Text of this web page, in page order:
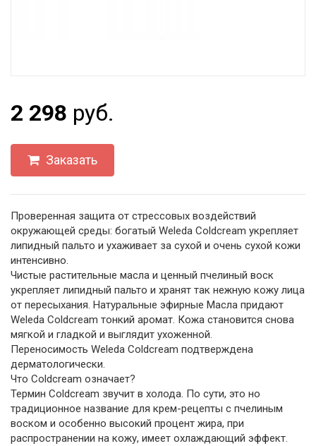
2 298 руб.
Заказать
Проверенная защита от стрессовых воздействий
окружающей среды: богатый Weleda Coldcream укрепляет
липидный пальто и ухаживает за сухой и очень сухой кожи
интенсивно.
Чистые растительные масла и ценный пчелиный воск
укрепляет липидный пальто и хранят так нежную кожу лица
от пересыхания. Натуральные эфирные Масла придают
Weleda Coldcream тонкий аромат. Кожа становится снова
мягкой и гладкой и выглядит ухоженной.
Переносимость Weleda Coldcream подтверждена
дерматологически.
Что Coldcream означает?
Термин Coldcream звучит в холода. По сути, это но
традиционное название для крем-рецепты с пчелиным
воском и особенно высокий процент жира, при
распространении на кожу, имеет охлаждающий эффект.